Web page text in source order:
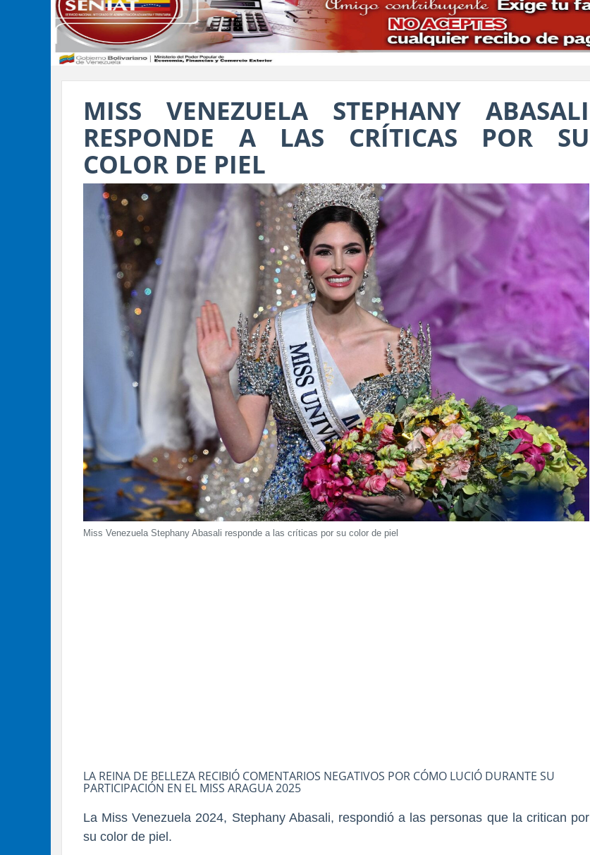
MISS VENEZUELA STEPHANY ABASALI
RESPONDE A LAS CRÍTICAS POR SU
COLOR DE PIEL
Miss Venezuela Stephany Abasali responde a las críticas por su color de piel
LA REINA DE BELLEZA RECIBIÓ COMENTARIOS NEGATIVOS POR CÓMO LUCIÓ DURANTE SU
PARTICIPACIÓN EN EL MISS ARAGUA 2025
La Miss Venezuela 2024, Stephany Abasali, respondió a las personas que la critican por
su color de piel.